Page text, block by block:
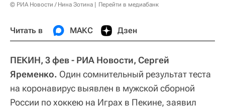
© РИА Новости / Нина Зотина Перейти в медиабанк
Читать в МАКС Дзен
ПЕКИН, 3 фев - РИА Новости, Сергей
Яременко. Один сомнительный результат теста
на коронавирус выявлен в мужской сборной
России по хоккею на Играх в Пекине, заявил